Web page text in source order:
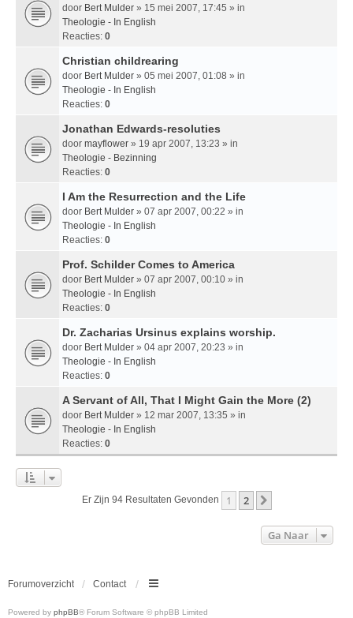
door Bert Mulder » 15 mei 2007, 17:45 » in
Theologie - In English
Reacties: 0
Christian childrearing
door Bert Mulder » 05 mei 2007, 01:08 » in
Theologie - In English
Reacties: 0
Jonathan Edwards-resoluties
door mayflower » 19 apr 2007, 13:23 » in
Theologie - Bezinning
Reacties: 0
I Am the Resurrection and the Life
door Bert Mulder » 07 apr 2007, 00:22 » in
Theologie - In English
Reacties: 0
Prof. Schilder Comes to America
door Bert Mulder » 07 apr 2007, 00:10 » in
Theologie - In English
Reacties: 0
Dr. Zacharias Ursinus explains worship.
door Bert Mulder » 04 apr 2007, 20:23 » in
Theologie - In English
Reacties: 0
A Servant of All, That I Might Gain the More (2)
door Bert Mulder » 12 mar 2007, 13:35 » in
Theologie - In English
Reacties: 0
Er Zijn 94 Resultaten Gevonden 1 2
Ga Naar
Forumoverzicht Contact
Powered by phpBB® Forum Software © phpBB Limited